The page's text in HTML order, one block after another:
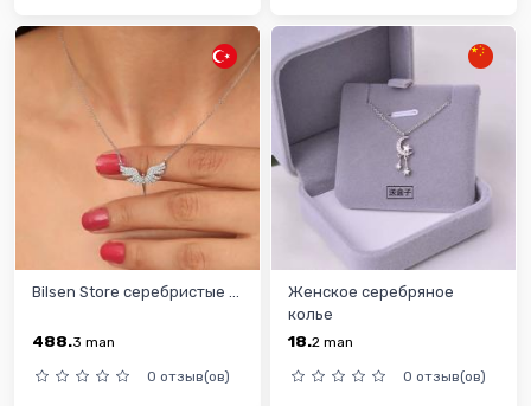
Bilsen Store cеребристыe ...
488.3 man
0 отзыв(ов)
Женское серебряное
колье
18.2 man
0 отзыв(ов)